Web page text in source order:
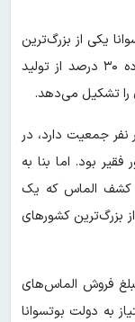
یکی از بزرگ‌ترین
تولیدکنندگان الماس در جهان است و این ماده ۳۰ درصد از تولید
خشک که حدود ۲ میلیون و ۵۰۰ هزار نفر جمعیت دارد، در
در سال ۱۹۶۶ یک کشور فقیر بود. اما بنا به
کشف الماس که یک
بزرگ‌ترین کشورهای
۱۰ درصد از کل مبلغ فروش الماس‌های
به دولت بوتسوانا